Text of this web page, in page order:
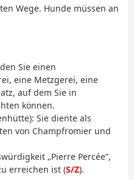
Wege. Hunde müssen an
Sie einen
eine Metzgerei, eine
auf dem Sie in
können.
Sie diente als
von Champfromier und
„Pierre Percée”,
erreichen ist (S/Z).